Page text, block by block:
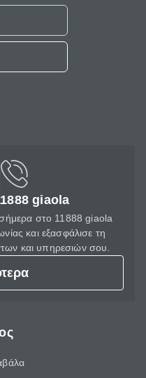
giaola
στο 11888 giaola
και εξασφάλισε τη
και υπηρεσιών σου.